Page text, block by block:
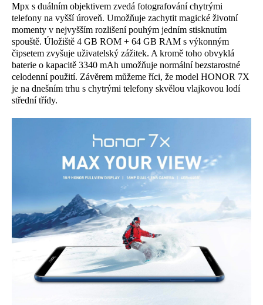
Mpx s duálním objektivem zvedá fotografování chytrými
telefony na vyšší úroveň. Umožňuje zachytit magické životní
momenty v nejvyšším rozlišení pouhým jedním stisknutím
spouště. Úložiště 4 GB ROM + 64 GB RAM s výkonným
čipsetem zvyšuje uživatelský zážitek. A kromě toho obvyklá
baterie o kapacitě 3340 mAh umožňuje normální bezstarostné
celodenní použití. Závěrem můžeme říci, že model HONOR 7X
je na dnešním trhu s chytrými telefony skvělou vlajkovou lodí
střední třídy.